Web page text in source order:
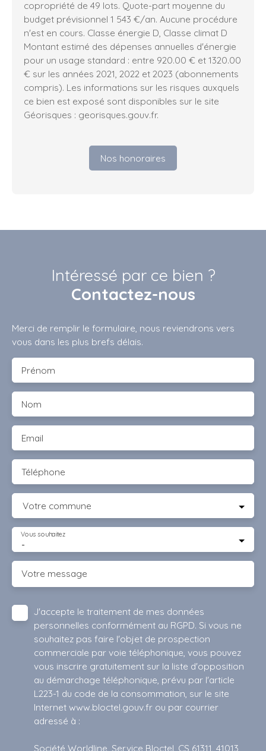
copropriété de 49 lots. Quote-part moyenne du
budget prévisionnel 1 543 €/an. Aucune procédure
n'est en cours. Classe énergie D, Classe climat D
Montant estimé des dépenses annuelles d'énergie
pour un usage standard : entre 920.00 € et 1320.00
€ sur les années 2021, 2022 et 2023 (abonnements
compris). Les informations sur les risques auxquels
ce bien est exposé sont disponibles sur le site
Géorisques : georisques.gouv.fr.
Nos honoraires
Intéressé par ce bien ?
Contactez-nous
Merci de remplir le formulaire, nous reviendrons vers
vous dans les plus brefs délais.
Prénom
Nom
Email
Téléphone
Votre commune
-
Vous souhaitez
Votre message
J'accepte le traitement de mes données
personnelles conformément au RGPD. Si vous ne
souhaitez pas faire l'objet de prospection
commerciale par voie téléphonique, vous pouvez
vous inscrire gratuitement sur la liste d'opposition
au démarchage téléphonique, prévu par l'article
L223-1 du code de la consommation, sur le site
Internet www.bloctel.gouv.fr ou par courrier
adressé à :
Société Worldline, Service Bloctel, CS 61311, 41013